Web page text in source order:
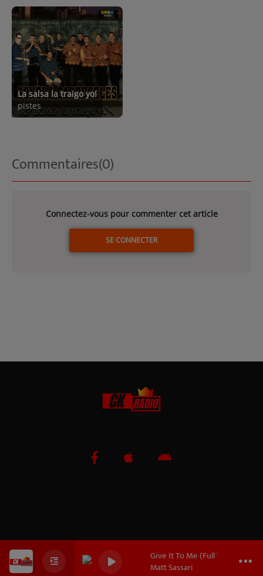
Give It To Me (Full Vocal Mix)
Matt Sassari 0
La salsa la traigo yo!
pistes
Commentaires(0)
Connectez-vous pour commenter cet article
SE CONNECTER